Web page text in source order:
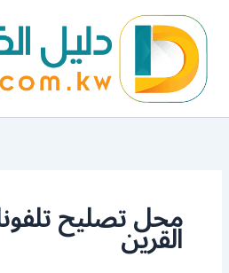
المحتوى
محل تصليح
القرين